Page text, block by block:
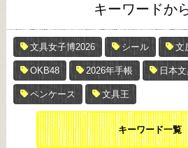
キーワードか
文具女子博2026 シール 文
OKB48 2026年手帳 日本
ペンケース 文具王
キーワード一覧